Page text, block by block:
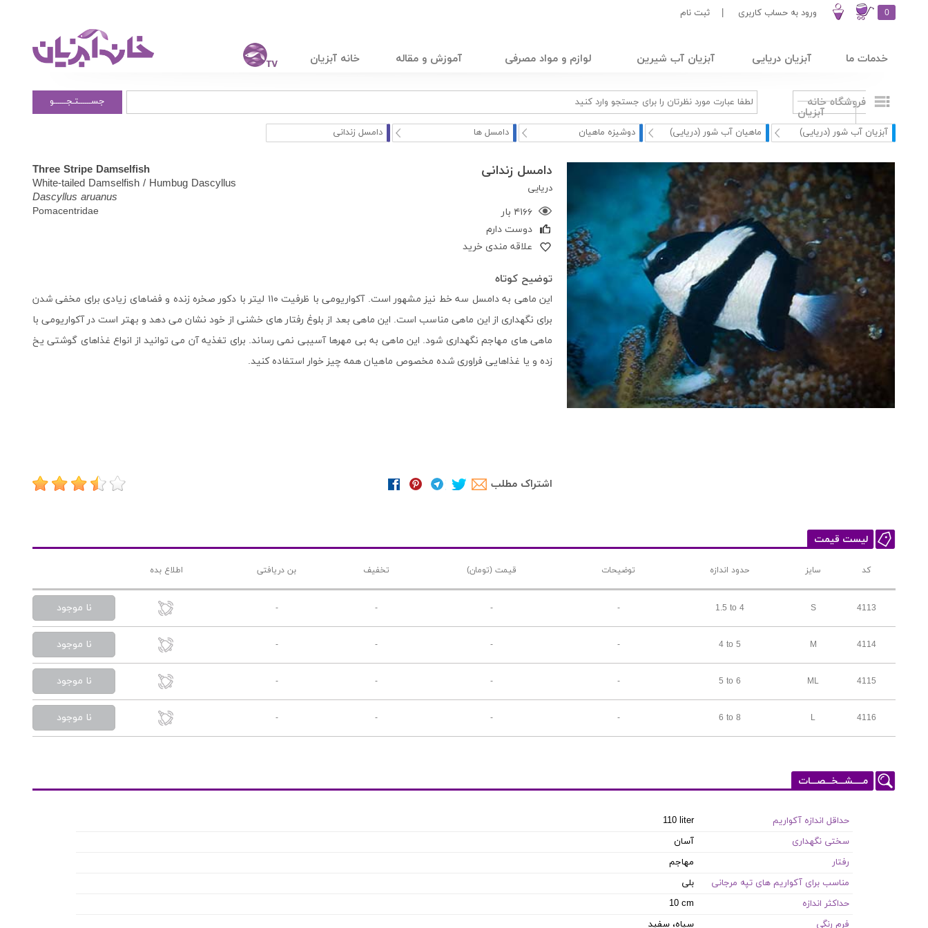
0 ورود به حساب کاربری ثبت نام
خدمات ما آبزیان دریایی آبزیان آب شیرین لوازم و مواد مصرفی آموزش و مقاله خانه آبزیان
فروشگاه خانه
آبزیان
جســــــتـجــــــو
آبزیان آب شور (دریایی) ماهیان آب شور (دریایی) دوشیزه ماهیان دامسل ها دامسل زندانی
دامسل زندانی
دریایی
۴۱۶۶ بار
دوست دارم
علاقه مندی خرید
Three Stripe Damselfish
White-tailed Damselfish / Humbug Dascyllus
Dascyllus aruanus
Pomacentridae
توضیح کوتاه
این ماهی به دامسل سه خط نیز مشهور است. آکواریومی با ظرفیت ۱۱۰ لیتر با دکور صخره زنده و فضاهای زیادی برای مخفی شدن
برای نگهداری از این ماهی مناسب است. این ماهی بعد از بلوغ رفتار های خشنی از خود نشان می دهد و بهتر است در آکواریومی با
ماهی های مهاجم نگهداری شود. این ماهی به بی مهرها آسیبی نمی رساند. برای تغذیه آن می توانید از انواع غذاهای گوشتی یخ
زده و یا غذاهایی فراوری شده مخصوص ماهیان همه چیز خوار استفاده کنید.
اشتراک مطلب
لیست قیمت
کد سایز حدود اندازه توضیحات قیمت (تومان) تخفیف بن دریافتی اطلاع بده
4113
S
1.5 to 4
-
-
-
- نا موجود
4114
M
4 to 5
-
-
-
- نا موجود
4115
ML
5 to 6
-
-
-
- نا موجود
4116
L
6 to 8
-
-
-
- نا موجود
مـــــشـــخـــصـــات
حداقل اندازه آکواریم
110 liter
سختی نگهداری
آسان
رفتار
مهاجم
مناسب برای آکواریم های تپه مرجانی
بلی
حداکثر اندازه
10 cm
فرم رنگی
سیاه، سفید